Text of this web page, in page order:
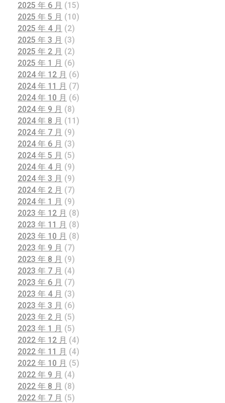
2025 年 6 月 (15)
2025 年 5 月 (10)
2025 年 4 月 (2)
2025 年 3 月 (3)
2025 年 2 月 (2)
2025 年 1 月 (6)
2024 年 12 月 (6)
2024 年 11 月 (7)
2024 年 10 月 (6)
2024 年 9 月 (8)
2024 年 8 月 (11)
2024 年 7 月 (9)
2024 年 6 月 (3)
2024 年 5 月 (5)
2024 年 4 月 (9)
2024 年 3 月 (9)
2024 年 2 月 (7)
2024 年 1 月 (9)
2023 年 12 月 (8)
2023 年 11 月 (8)
2023 年 10 月 (8)
2023 年 9 月 (7)
2023 年 8 月 (9)
2023 年 7 月 (4)
2023 年 6 月 (7)
2023 年 4 月 (3)
2023 年 3 月 (6)
2023 年 2 月 (5)
2023 年 1 月 (5)
2022 年 12 月 (4)
2022 年 11 月 (4)
2022 年 10 月 (5)
2022 年 9 月 (4)
2022 年 8 月 (8)
2022 年 7 月 (5)